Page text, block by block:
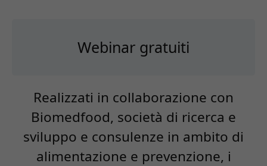
Webinar gratuiti
Realizzati in collaborazione con
Biomedfood, società di ricerca e
sviluppo e consulenze in ambito di
alimentazione e prevenzione, i